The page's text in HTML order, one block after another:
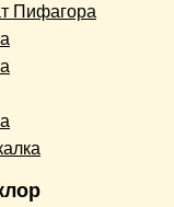
Пифагора